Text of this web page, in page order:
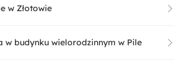
w Złotowie
w budynku wielorodzinnym w Pile